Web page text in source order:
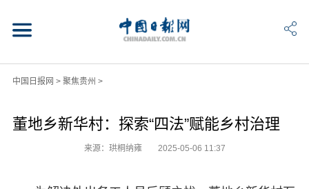
中国日报网 > 聚焦贵州 >
董地乡新华村：探索“四法”赋能乡村治理
来源：珙桐纳雍 2025-05-06 11:37